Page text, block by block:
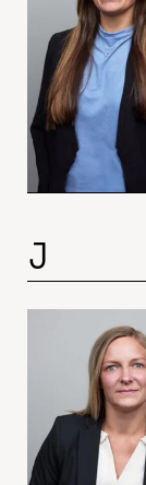
J